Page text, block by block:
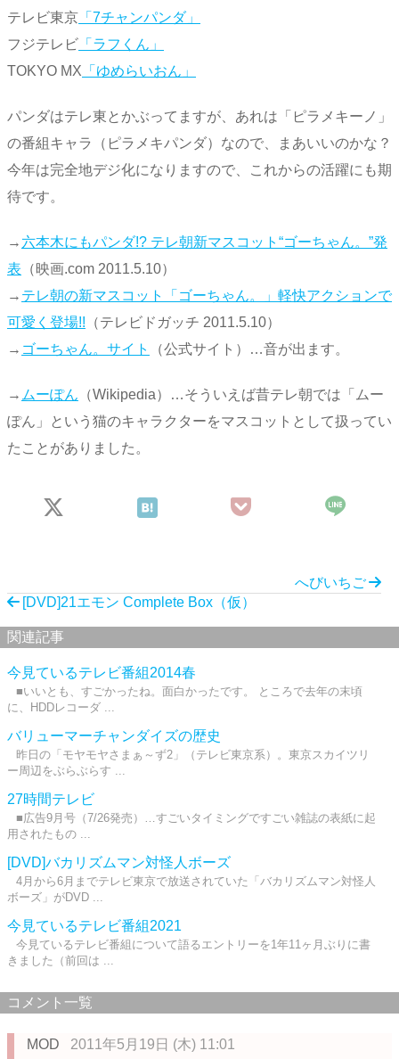
テレビ東京 「7チャンパンダ」
フジテレビ 「ラフくん」
TOKYO MX 「ゆめらいおん」
パンダはテレ東とかぶってますが、あれは「ピラメキーノ」
の番組キャラ（ピラメキパンダ）なので、まあいいのかな？
今年は完全地デジ化になりますので、これからの活躍にも期
待です。
→ 六本木にもパンダ!? テレ朝新マスコット“ゴーちゃん。”発
表 （映画.com 2011.5.10）
→ テレ朝の新マスコット「ゴーちゃん。」軽快アクションで
可愛く登場!! （テレビドガッチ 2011.5.10）
→ ゴーちゃん。サイト （公式サイト）…音が出ます。
→ ムーぽん （Wikipedia）…そういえば昔テレ朝では「ムー
ぽん」という猫のキャラクターをマスコットとして扱ってい
たことがありました。
へびいちご
[DVD]21エモン Complete Box（仮）
関連記事
今見ているテレビ番組2014春
■いいとも、すごかったね。面白かったです。 ところで去年の末頃
に、HDDレコーダ ...
バリューマーチャンダイズの歴史
昨日の「モヤモヤさまぁ～ず2」（テレビ東京系）。東京スカイツリ
ー周辺をぶらぶらす ...
27時間テレビ
■広告9月号（7/26発売）…すごいタイミングですごい雑誌の表紙に起
用されたもの ...
[DVD]バカリズムマン対怪人ボーズ
4月から6月までテレビ東京で放送されていた「バカリズムマン対怪人
ボーズ」がDVD ...
今見ているテレビ番組2021
今見ているテレビ番組について語るエントリーを1年11ヶ月ぶりに書
きました（前回は ...
コメント一覧
MOD 2011年5月19日 (木) 11:01